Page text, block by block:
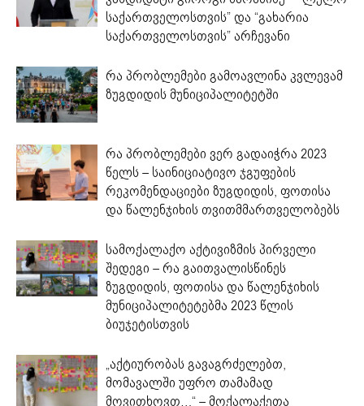
საქართველოსთვის” და “გახარია
საქართველოსთვის” არჩევანი
რა პრობლემები გამოავლინა კვლევამ
ზუგდიდის მუნიციპალიტეტში
რა პრობლემები ვერ გადაიჭრა 2023
წელს – საინიციატივო ჯგუფების
რეკომენდაციები ზუგდიდის, ფოთისა
და წალენჯიხის თვითმმართველობებს
სამოქალაქო აქტივიზმის პირველი
შედეგი – რა გაითვალისწინეს
ზუგდიდის, ფოთისა და წალენჯიხის
მუნიციპალიტეტებმა 2023 წლის
ბიუჯეტისთვის
„აქტიურობას გავაგრძელებთ,
მომავალში უფრო თამამად
მოვითხოვთ…“ – მოქალაქეთა